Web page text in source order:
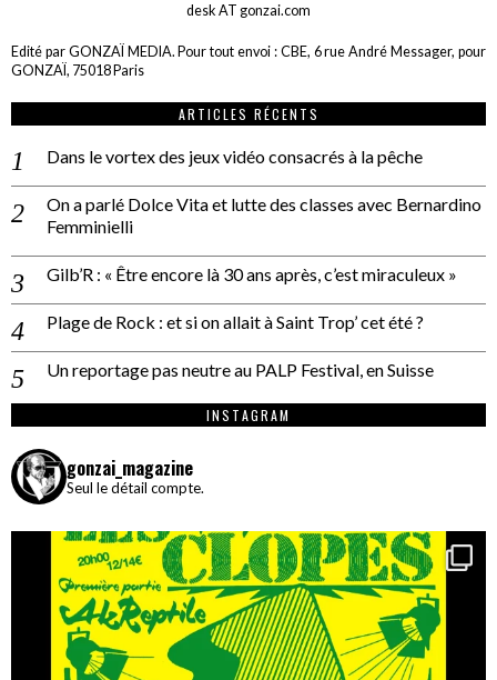
desk AT gonzai.com
Edité par GONZAÏ MEDIA. Pour tout envoi : CBE, 6 rue André Messager, pour
GONZAÏ, 75018 Paris
ARTICLES RÉCENTS
Dans le vortex des jeux vidéo consacrés à la pêche
On a parlé Dolce Vita et lutte des classes avec Bernardino
Femminielli
Gilb’R : « Être encore là 30 ans après, c’est miraculeux »
Plage de Rock : et si on allait à Saint Trop’ cet été ?
Un reportage pas neutre au PALP Festival, en Suisse
INSTAGRAM
gonzai_magazine
Seul le détail compte.